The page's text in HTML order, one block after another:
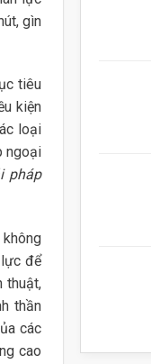
gìn
tiêu
kiện
loại
ngoại
pháp
để
thuật,
thần
các
cao